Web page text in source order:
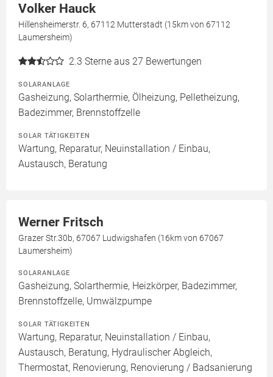
Volker Hauck
Hillensheimerstr. 6, 67112 Mutterstadt (15km von 67112
Laumersheim)
2.3 Sterne aus 27 Bewertungen
SOLARANLAGE
Gasheizung, Solarthermie, Ölheizung, Pelletheizung,
Badezimmer, Brennstoffzelle
SOLAR TÄTIGKEITEN
Wartung, Reparatur, Neuinstallation / Einbau,
Austausch, Beratung
Werner Fritsch
Grazer Str.30b, 67067 Ludwigshafen (16km von 67067
Laumersheim)
SOLARANLAGE
Gasheizung, Solarthermie, Heizkörper, Badezimmer,
Brennstoffzelle, Umwälzpumpe
SOLAR TÄTIGKEITEN
Wartung, Reparatur, Neuinstallation / Einbau,
Austausch, Beratung, Hydraulischer Abgleich,
Thermostat, Renovierung, Renovierung / Badsanierung